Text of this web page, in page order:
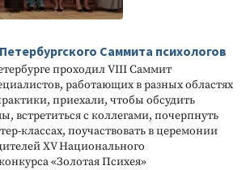
Саммита психологов
проходил VIII Саммит
работающих в разных областях
приехали, чтобы обсудить
встретиться с коллегами, почерпнуть
классах, поучаствовать в церемонии
XV Национального
«Золотая Психея»